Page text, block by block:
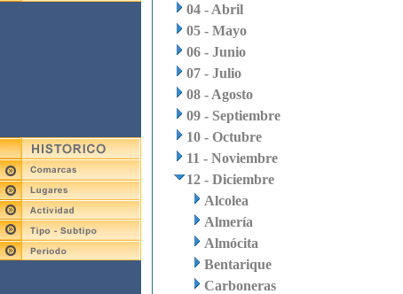
04 - Abril
05 - Mayo
06 - Junio
07 - Julio
08 - Agosto
09 - Septiembre
10 - Octubre
11 - Noviembre
12 - Diciembre
Alcolea
Almería
Almócita
Bentarique
Carboneras